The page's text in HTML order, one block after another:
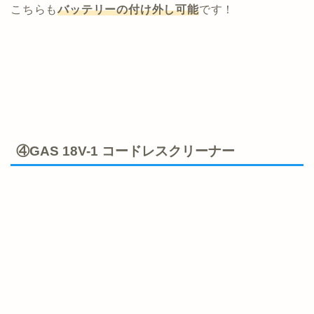
こちらもバッテリーの付け外し可能です！
④GAS 18V-1 コードレスクリーナー